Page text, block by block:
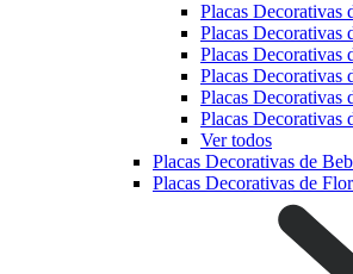
Placas Decorativas
Placas Decorativas
Placas Decorativas
Placas Decorativas
Placas Decorativas
Placas Decorativas
Ver todos
Placas Decorativas de
Placas Decorativas de